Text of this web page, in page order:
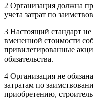
2 Организация должна
учета затрат по
3 Настоящий стандарт не
вмененной стоимости
привилегированные
обязательства.
4 Организация не
затратам по
приобретению,